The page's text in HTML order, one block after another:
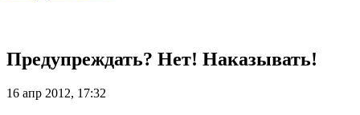
Предупреждать? Нет! Наказывать!
16 апр 2012, 17:32